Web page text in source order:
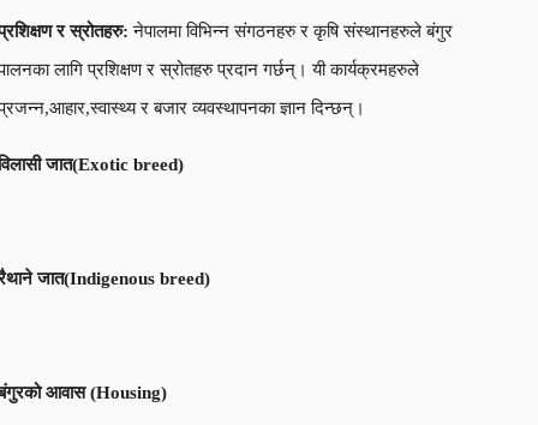
र स्रोतहरु: नेपालमा विभिन्न संगठनहरु र कृषि संस्थानहरुले बंगुर
लागि प्रशिक्षण र स्रोतहरु प्रदान गर्छन्। यी कार्यक्रमहरुले
र बजार व्यवस्थापनका ज्ञान दिन्छन्।
जात(Exotic breed)
जात(Indigenous breed)
आवास(Housing)